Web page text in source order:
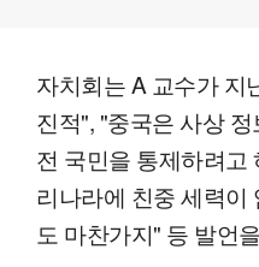
자치회는 A 교수가 지
진적", "중국은 사상
전 국민을 통제하려고
리나라에 친중 세력이
도 마찬가지" 등 발언